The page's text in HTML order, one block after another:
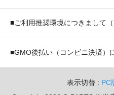
■ご利用推奨環境につきまして（
■GMO後払い（コンビニ決済）
表示切替 : PC